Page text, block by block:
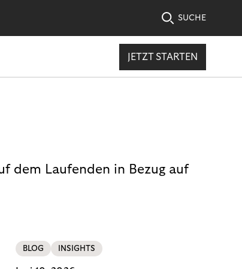
SUCHE
JETZT STARTEN
dem Laufenden in Bezug auf
BLOG INSIGHTS